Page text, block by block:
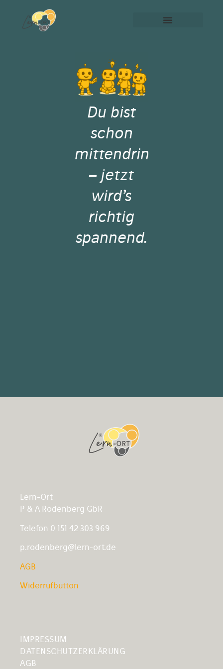
Du bist
schon
mittendrin
– jetzt
wird’s
richtig
spannend.
Lern-Ort
P & A Rodenberg GbR
Telefon 0 151 42 303 969
p.rodenberg@lern-ort.de
AGB
Widerrufbutton
IMPRESSUM
DATENSCHUTZERKLÄRUNG
AGB